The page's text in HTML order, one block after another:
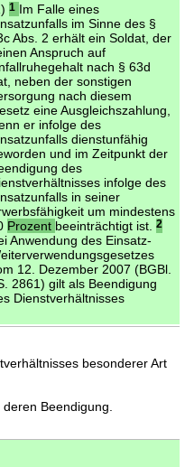
1 Im Falle eines
im Sinne des §
Abs. 2 erhält ein Soldat, der
Anspruch auf
nach § 63d
neben der sonstigen
nach diesem
eine Ausgleichszahlung,
er infolge des
dienstunfähig
und im Zeitpunkt der
des
infolge des
in seiner
um mindestens
Prozent beeinträchtigt ist. 2
Anwendung des Einsatz-
12. Dezember 2007 (BGBl.
2861) gilt als Beendigung
Dienstverhältnisses
besonderer Art
Beendigung.